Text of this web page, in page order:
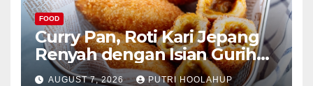
FOOD
Curry Pan, Roti Kari Jepang
Renyah dengan Isian Gurih
Menggoda
AUGUST 7, 2026 PUTRI HOOLAHUP